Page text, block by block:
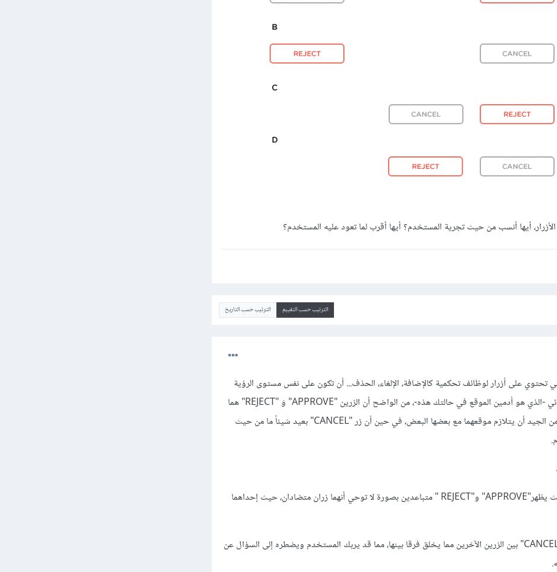
الترتيب حسب التقييم الترتيب حسب التاريخ
تحتوي على أزرار لوظائف تحكمية كالإضافة، الإلغاء، الحذف... أن تكون على نفس مستوى الرؤية
بالنسبة للمستخدم النهائي -الذي هو أدمين الموقع في حالتك هذه-، من الواضح أن الزرين "APPROVE" وَ "REJECT" هما
لوظيفتان متلازمتان ومن الجيد أن يتلازم موقعهما مع بعضها البعض، في حين أن زر "CANCEL" بعيد شيئاً ما من حيث
أجد أن الوضعية B حيث يظهر"APPROVE" و"REJECT " متباعدين بصورة لا توحي أنهما زران متضادان، حيث إحداهما
الوضعية D أجد الزر "CANCEL" بين الزرين الآخرين مما يخلق فرقا بينها، مما قد يربك المستخدم ويضطره إلى السؤال عن